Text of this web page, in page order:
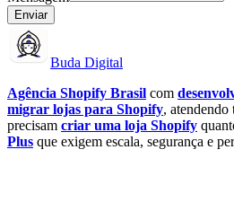
Enviar
Buda Digital
Agência Shopify Brasil com
migrar lojas para Shopify, atendendo
precisam criar uma loja Shopify
Plus que exigem escala, segurança e